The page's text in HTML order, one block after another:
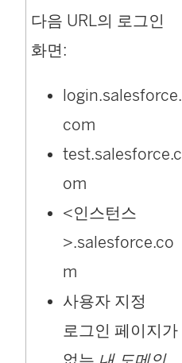
다음 URL의 로그인
화면:
login.salesforce.
com
test.salesforce.c
om
<인스턴스
>.salesforce.co
m
사용자 지정
로그인 페이지가